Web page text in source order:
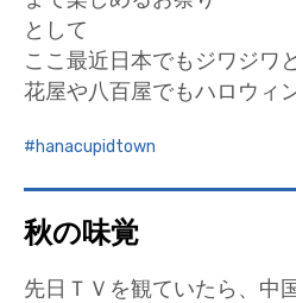
として
ここ最近日本でもジワジワ
花屋や八百屋でもハロウィ
hanacupidtown
秋の味覚
先日ＴＶを観ていたら、中